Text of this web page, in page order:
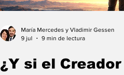
¿Y si el
María Mercedes y Vladimir Gessen
9 jul
9 min de lectura